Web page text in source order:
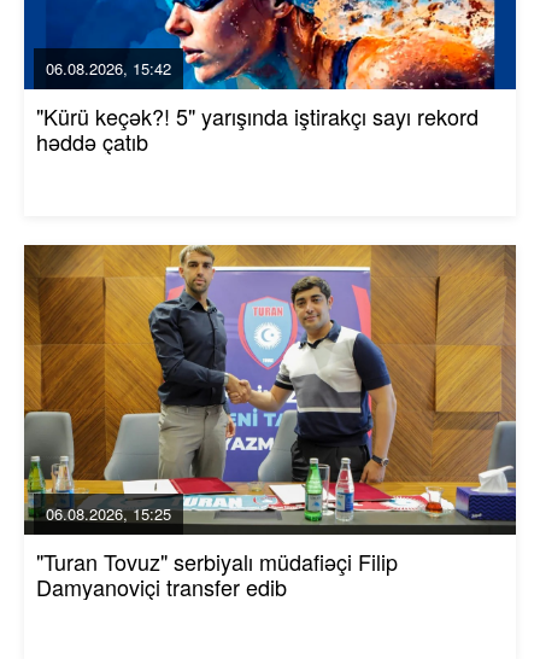
06.08.2026, 15:42
"Kürü keçək?! 5" yarışında iştirakçı sayı rekord
həddə çatıb
06.08.2026, 15:25
"Turan Tovuz" serbiyalı müdafiəçi Filip
Damyanoviçi transfer edib